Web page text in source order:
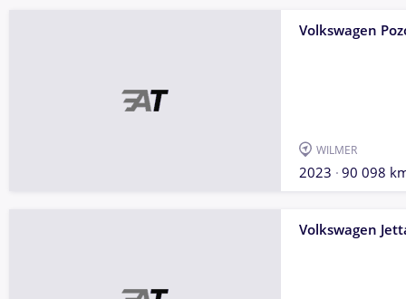
Volkswagen
WILMER
2023 90 098
Volkswagen